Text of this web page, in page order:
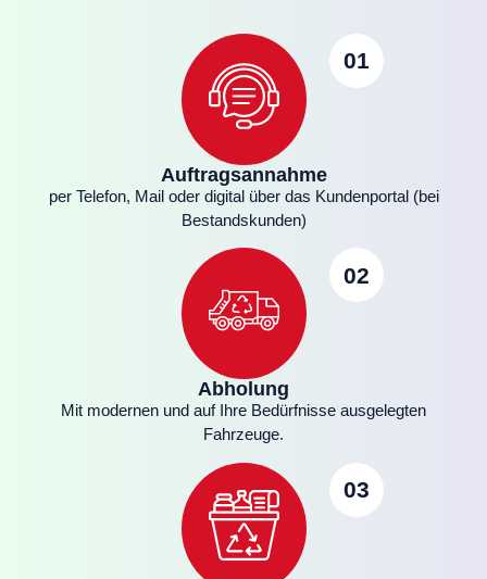
01
Auftragsannahme
per Telefon, Mail oder digital über das Kundenportal (bei
Bestandskunden)
02
Abholung
Mit modernen und auf Ihre Bedürfnisse ausgelegten
Fahrzeuge.
03